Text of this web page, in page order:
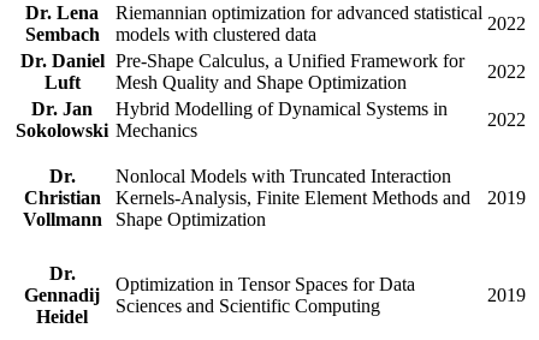
Dr. Lena
Sembach
Riemannian optimization for advanced statistical
models with clustered data
2022
Dr. Daniel
Luft
Pre-Shape Calculus, a Unified Framework for
Mesh Quality and Shape Optimization
2022
Dr. Jan
Sokolowski
Hybrid Modelling of Dynamical Systems in
Mechanics
2022
Dr.
Christian
Vollmann
Nonlocal Models with Truncated Interaction
Kernels-Analysis, Finite Element Methods and
Shape Optimization
2019
Dr.
Gennadij
Heidel
Optimization in Tensor Spaces for Data
Sciences and Scientific Computing
2019